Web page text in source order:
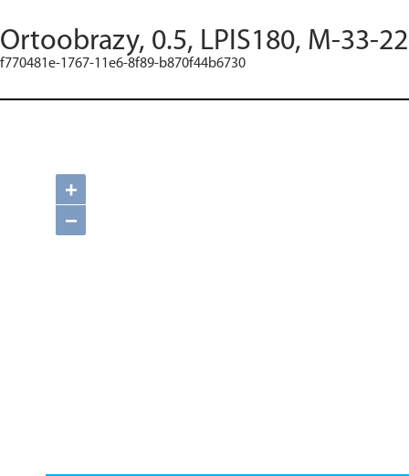
Ortoobrazy, 0.5, LPIS180, M-33-
f770481e-1767-11e6-8f89-b870f44b6730
+
−